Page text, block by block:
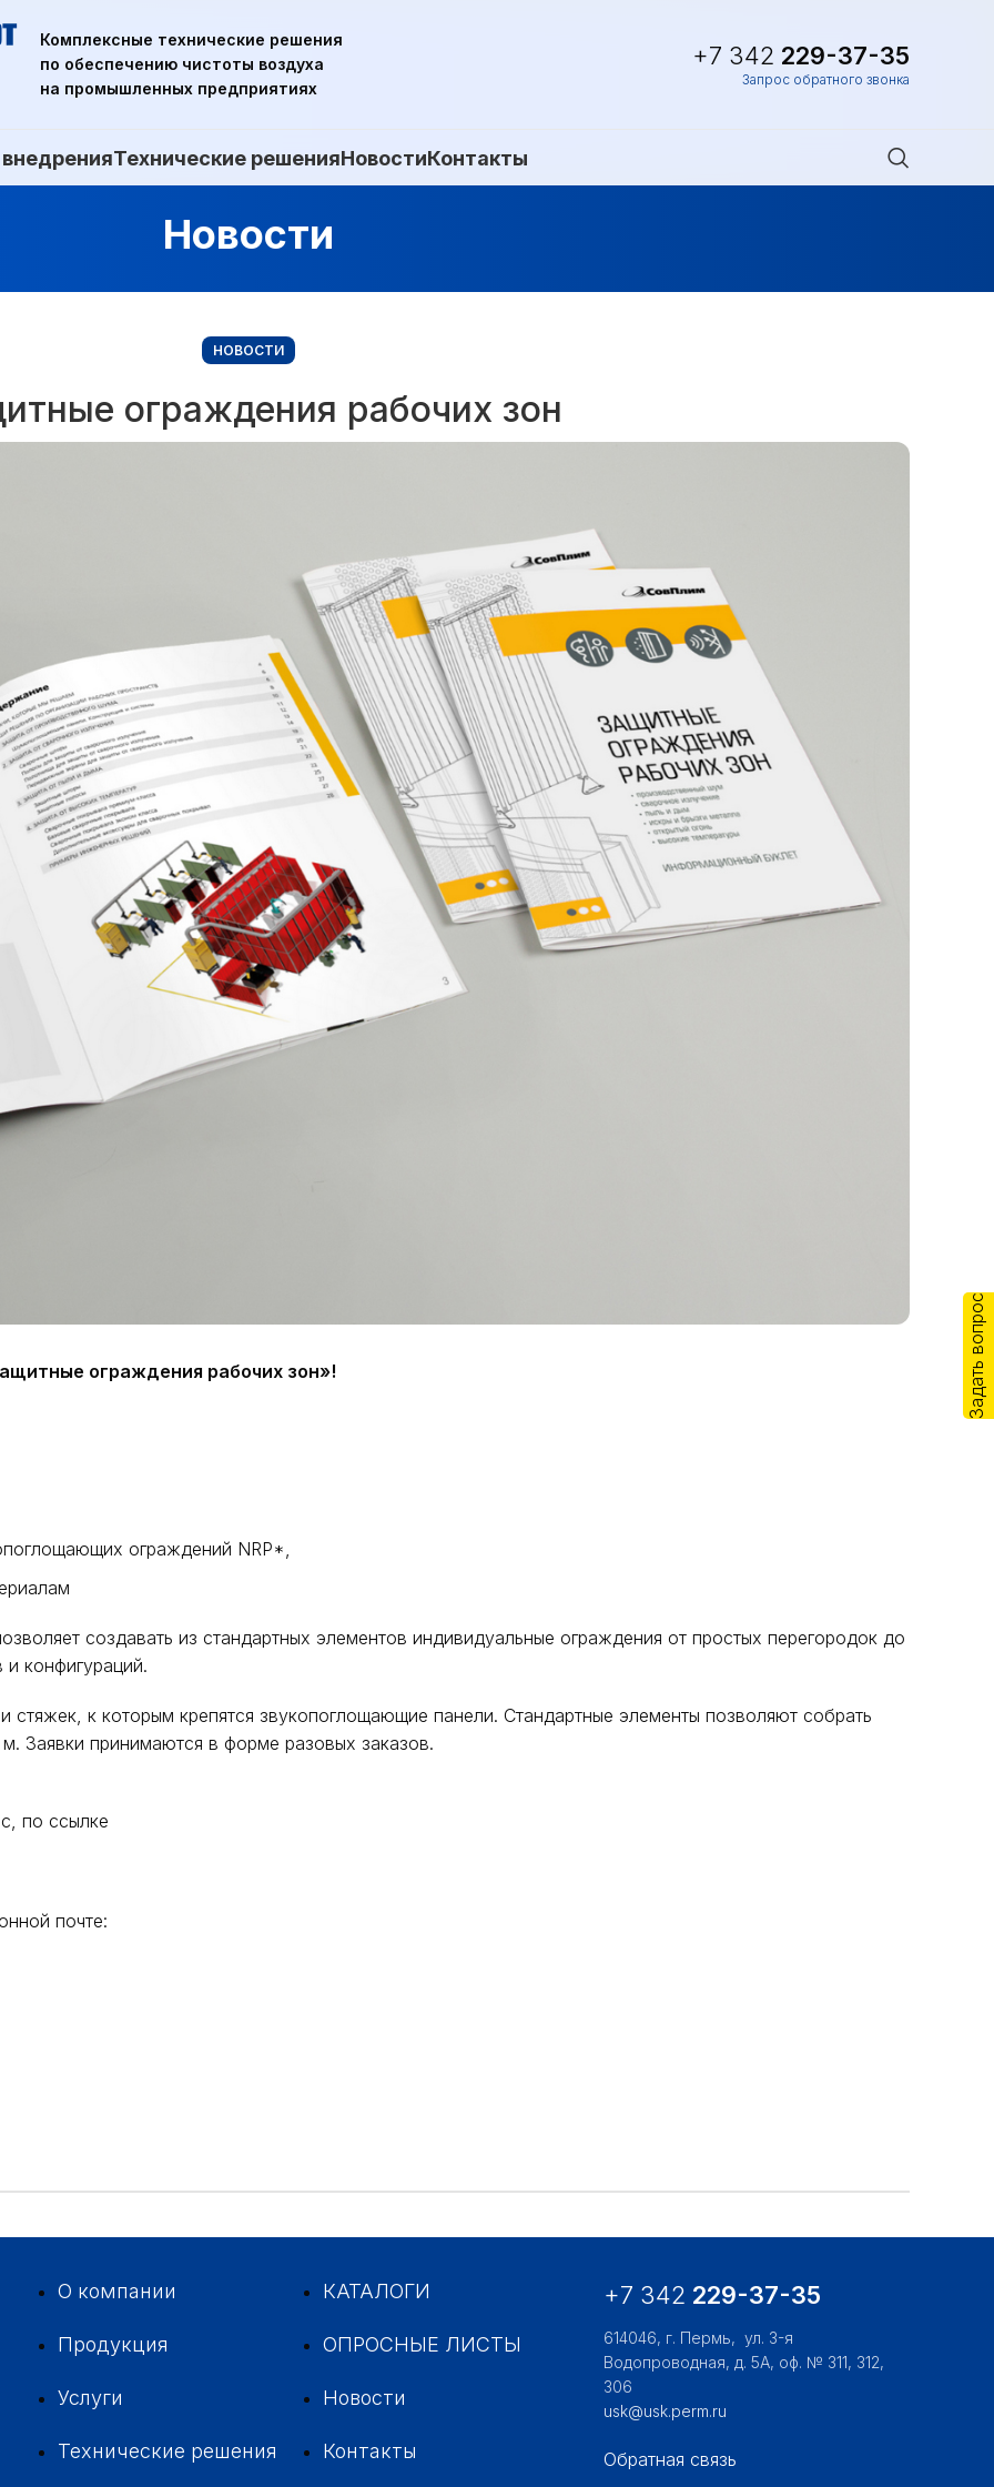
Комплексные технические решения
по обеспечению чистоты воздуха
на промышленных предприятиях
+7 342 229-37-35
Запрос обратного звонка
Технические решенияНовостиКонтакты
Новости
НОВОСТИ
ограждения рабочих зон
ограждения рабочих зон»!
ограждений NRP*,
создавать из стандартных элементов индивидуальные ограждения от простых перегородок до
конфигураций.
стяжек, к которым крепятся звукопоглощающие панели. Стандартные элементы позволяют собрать
Заявки принимаются в форме разовых заказов.
по ссылке
почте:
О компании
Продукция
Услуги
Технические решения
КАТАЛОГИ
ОПРОСНЫЕ ЛИСТЫ
Новости
Контакты
+7 342 229-37-35
614046, г. Пермь, ул. 3-я
Водопроводная, д. 5А, оф. № 311, 312,
306
usk@usk.perm.ru
Обратная связь
Задать вопрос